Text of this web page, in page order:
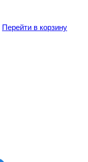
Перейти в корзину